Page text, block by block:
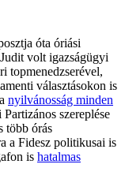
óta óriási
volt igazságügyi
topmenedzserével,
választásokon is
nyilvánosság minden
Partizános szereplése
több órás
a Fidesz politikusai is
is hatalmas